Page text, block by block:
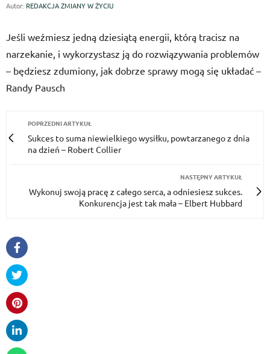
Autor: REDAKCJA ZMIANY W ŻYCIU
Jeśli weźmiesz jedną dziesiątą energii, którą tracisz na
narzekanie, i wykorzystasz ją do rozwiązywania problemów
– będziesz zdumiony, jak dobrze sprawy mogą się układać –
Randy Pausch
POPRZEDNI ARTYKUŁ
Sukces to suma niewielkiego wysiłku, powtarzanego z dnia
na dzień – Robert Collier
NASTĘPNY ARTYKUŁ
Wykonuj swoją pracę z całego serca, a odniesiesz sukces.
Konkurencja jest tak mała – Elbert Hubbard